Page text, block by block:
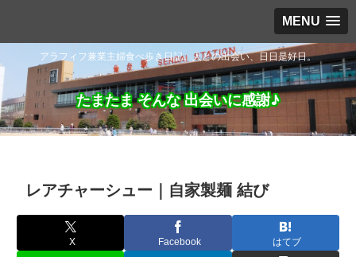
MENU
アラフィフ兼業主婦食べ歩き日記。人との出会い、日日是好日。
たまたま そんな 出会いに感謝♪
レアチャーシュー｜自家製麺 結び
X Facebook はてブ